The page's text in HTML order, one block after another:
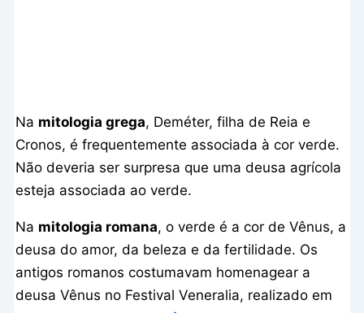
Na mitologia grega, Deméter, filha de Reia e
Cronos, é frequentemente associada à cor verde.
Não deveria ser surpresa que uma deusa agrícola
esteja associada ao verde.
Na mitologia romana, o verde é a cor de Vênus, a
deusa do amor, da beleza e da fertilidade. Os
antigos romanos costumavam homenagear a
deusa Vênus no Festival Veneralia, realizado em